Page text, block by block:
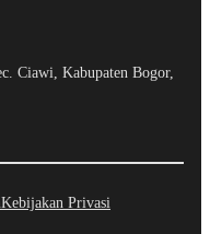
Ciawi, Kabupaten Bogor,
Kebijakan Privasi